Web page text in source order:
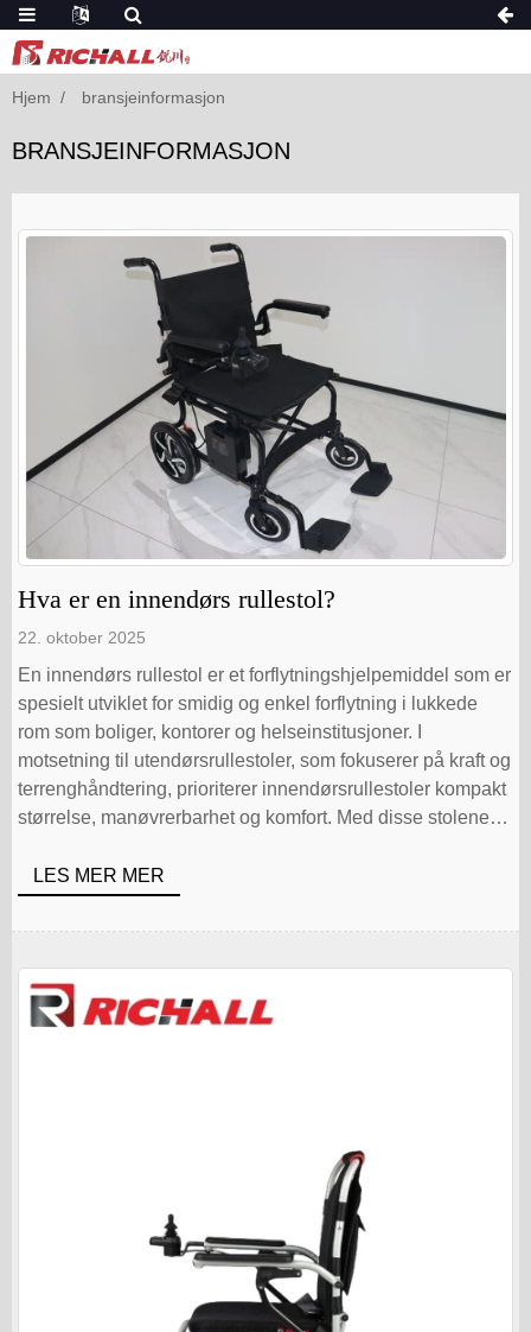
Hjem bransjeinformasjon
BRANSJEINFORMASJON
Hva er en innendørs rullestol?
22. oktober 2025
En innendørs rullestol er et forflytningshjelpemiddel som er
spesielt utviklet for smidig og enkel forflytning i lukkede
rom som boliger, kontorer og helseinstitusjoner. I
motsetning til utendørsrullestoler, som fokuserer på kraft og
terrenghåndtering, prioriterer innendørsrullestoler kompakt
størrelse, manøvrerbarhet og komfort. Med disse stolene
møbelarrangementer med [...].
LES MER MER